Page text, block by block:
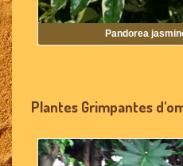
Pandorea
Plantes Grimpantes